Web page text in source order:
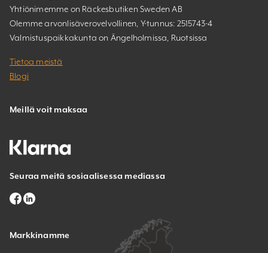
Yhtiönimemme on Räckesbutiken Sweden AB
Olemme arvonlisäverovelvollinen, Y-tunnus: 2515743-4
Valmistuspaikkakunta on Ängelholmissa, Ruotsissa
Tietoa meistä
Blogi
Meillä voit maksaa
Seuraa meitä sosiaalisessa mediassa
Markkinamme